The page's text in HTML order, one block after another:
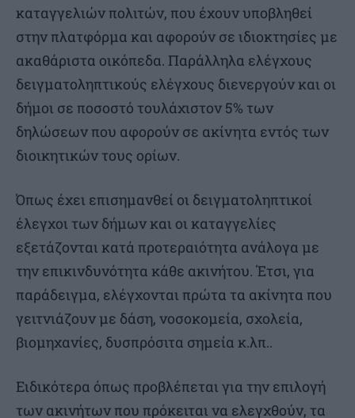
καταγγελιών πολιτών, που έχουν υποβληθεί
στην πλατφόρμα και αφορούν σε ιδιοκτησίες με
ακαθάριστα οικόπεδα. Παράλληλα ελέγχους
δειγματοληπτικούς ελέγχους διενεργούν και οι
δήμοι σε ποσοστό τουλάχιστον 5% των
δηλώσεων που αφορούν σε ακίνητα εντός των
διοικητικών τους ορίων.
Όπως έχει επισημανθεί οι δειγματοληπτικοί
έλεγχοι των δήμων και οι καταγγελίες
εξετάζονται κατά προτεραιότητα ανάλογα με
την επικινδυνότητα κάθε ακινήτου. Έτσι, για
παράδειγμα, ελέγχονται πρώτα τα ακίνητα που
γειτνιάζουν με δάση, νοσοκομεία, σχολεία,
βιομηχανίες, δυσπρόσιτα σημεία κ.λπ..
Ειδικότερα όπως προβλέπεται για την επιλογή
των ακινήτων που πρόκειται να ελεγχθούν, τα